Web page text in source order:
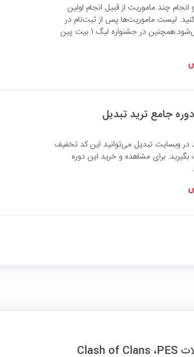
چند ماموریت از قبیل انجام اولین
دریافت کنید. لیست ماموریت‌ها پس از ثبت‌نام در
صفحه اصلی بیت پین نمایش داده می‌شود.همچنین در جشنواره لیگ 1 بیت پین
در وبسایت تبدیل می‌توانید این کد تخفیف
تخفیف بگیرید. برای مشاهده و خرید این دوره
کد تخفیف 6 درصدی محصولات Clash of Clans ،PES